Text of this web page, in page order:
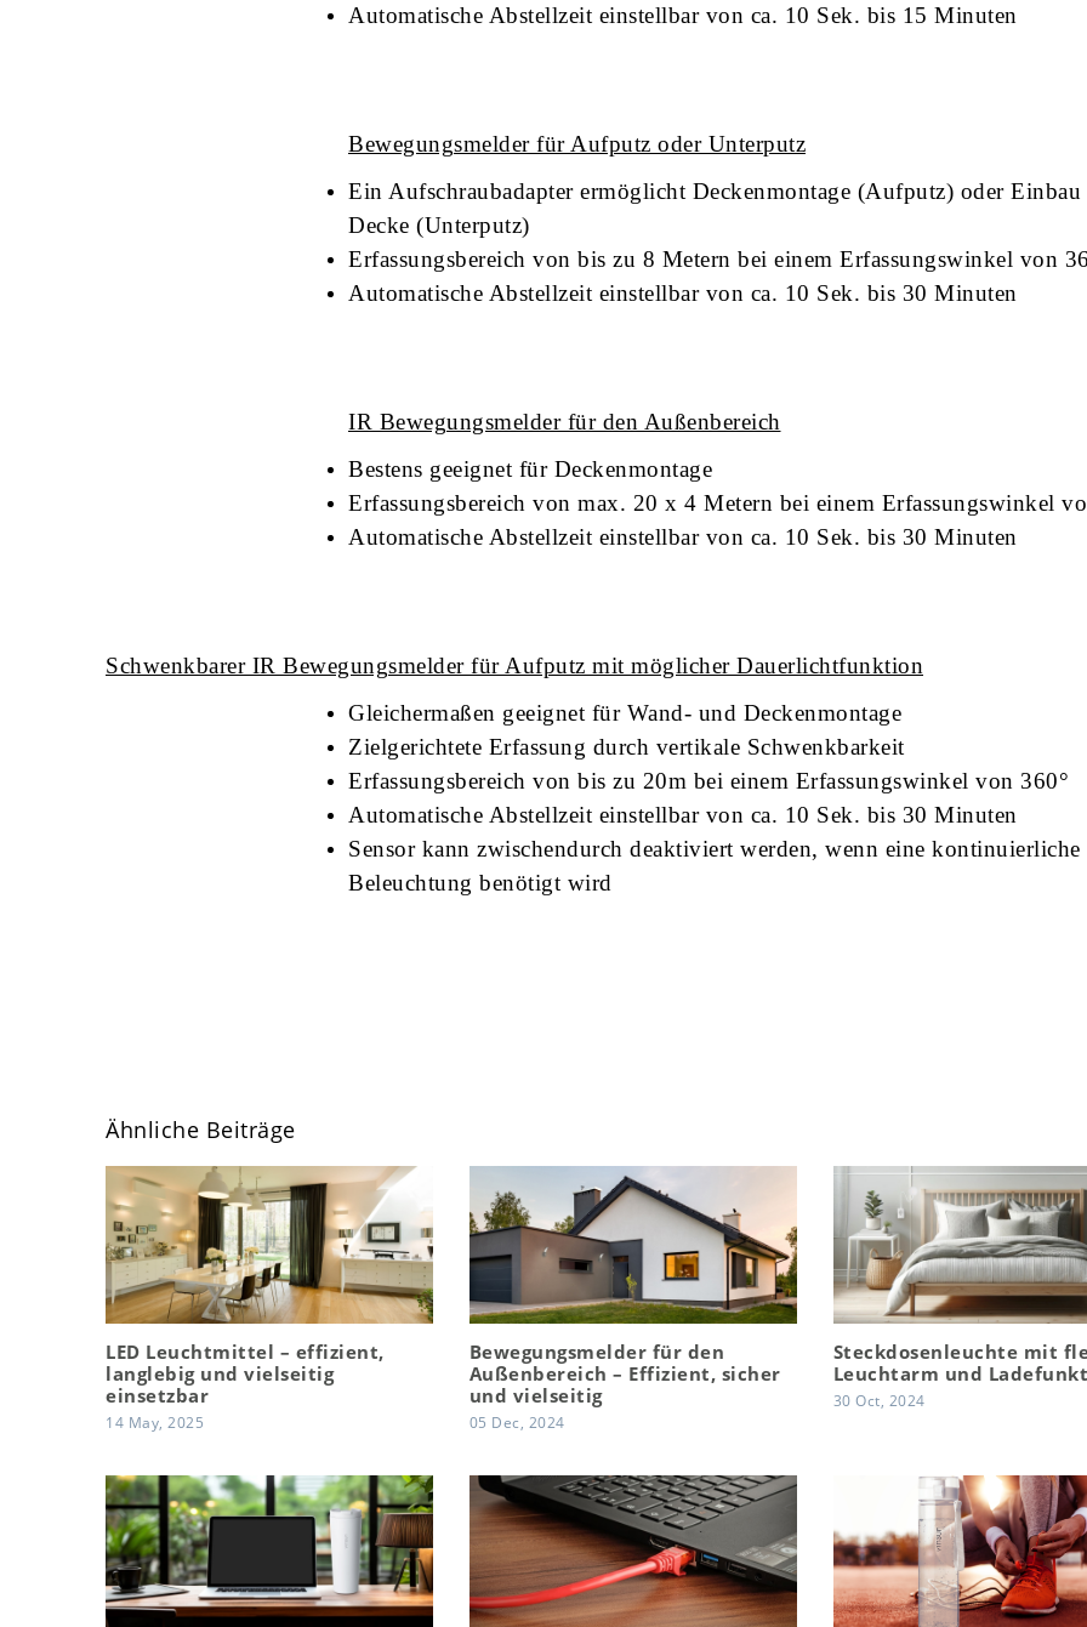
Automatische Abstellzeit einstellbar von ca. 10 Sek. bis 15 Minuten
Bewegungsmelder für Aufputz oder Unterputz
Ein Aufschraubadapter ermöglicht Deckenmontage (Aufputz) oder
Decke (Unterputz)
Erfassungsbereich von bis zu 8 Metern bei einem Erfassungswinkel von
Automatische Abstellzeit einstellbar von ca. 10 Sek. bis 30 Minuten
IR Bewegungsmelder für den Außenbereich
Bestens geeignet für Deckenmontage
Erfassungsbereich von max. 20 x 4 Metern bei einem Erfassungswinkel
Automatische Abstellzeit einstellbar von ca. 10 Sek. bis 30 Minuten
Schwenkbarer IR Bewegungsmelder für Aufputz mit möglicher Dauerlichtfunktion
Gleichermaßen geeignet für Wand- und Deckenmontage
Zielgerichtete Erfassung durch vertikale Schwenkbarkeit
Erfassungsbereich von bis zu 20m bei einem Erfassungswinkel von 360°
Automatische Abstellzeit einstellbar von ca. 10 Sek. bis 30 Minuten
Sensor kann zwischendurch deaktiviert werden, wenn eine kontinuierliche
Beleuchtung benötigt wird
Ähnliche Beiträge
LED Leuchtmittel – effizient,
langlebig und vielseitig
einsetzbar
14 May, 2025
Bewegungsmelder für den
Außenbereich – Effizient, sicher
und vielseitig
05 Dec, 2024
Steckdosenleuchte mit
Leuchtarm und
30 Oct, 2024